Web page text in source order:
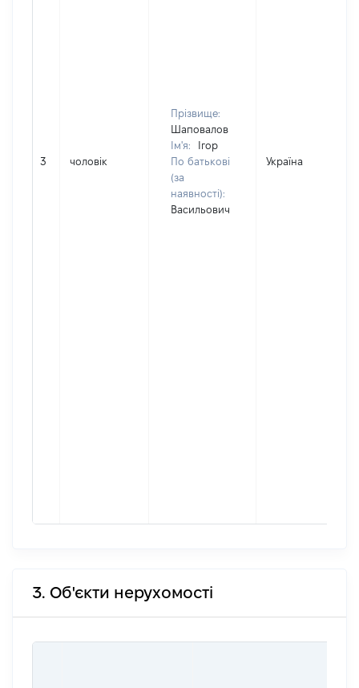
3 чоловік
Прізвище:
Шаповалов
Ім'я:
Ігор
По батькові
(за
наявності):
Васильович
Україна
3. Об'єкти нерухомості